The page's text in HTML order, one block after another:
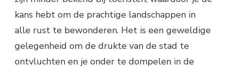
kans hebt om de prachtige landschappen in
alle rust te bewonderen. Het is een geweldige
gelegenheid om de drukte van de stad te
ontvluchten en je onder te dompelen in de